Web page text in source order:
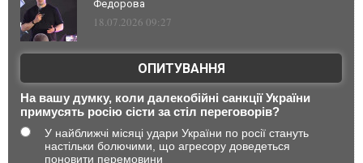
Федорова
18.07.2026 09:27
ОПИТУВАННЯ
На вашу думку, коли далекобійні санкції України
примусять росію сісти за стіл переговорів?
У найближчі місяці удари України по росії стануть
настільки болючими, що агресору доведеться
поновити перемовини